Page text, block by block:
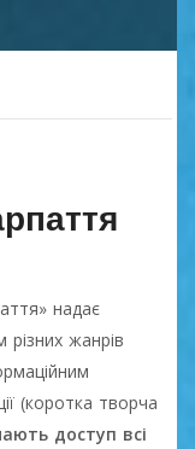
надає
жанрів
(коротка творча
доступ всі